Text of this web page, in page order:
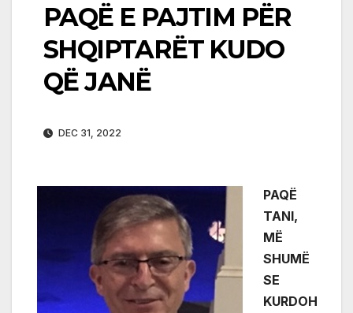
PAQË E PAJTIM PËR
SHQIPTARËT KUDO
QË JANË
DEC 31, 2022
PAQË
TANI,
MË
SHUMË
SE
KURDOH